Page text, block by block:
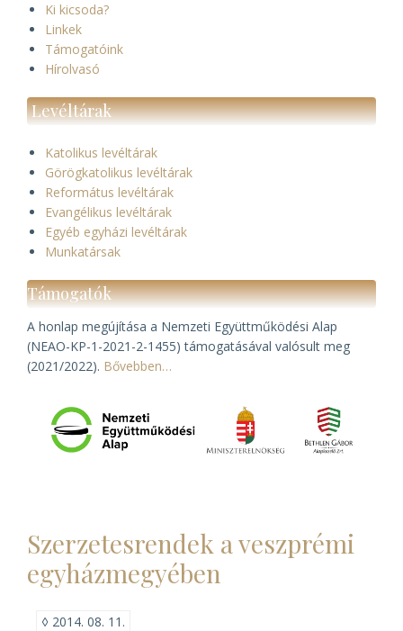
Ki kicsoda?
Linkek
Támogatóink
Hírolvasó
Levéltárak
Katolikus levéltárak
Görögkatolikus levéltárak
Református levéltárak
Evangélikus levéltárak
Egyéb egyházi levéltárak
Munkatársak
Támogatók
A honlap megújítása a Nemzeti Együttműködési Alap
(NEAO-KP-1-2021-2-1455) támogatásával valósult meg
(2021/2022). Bővebben…
Szerzetesrendek a veszprémi
egyházmegyében
◊ 2014. 08. 11.